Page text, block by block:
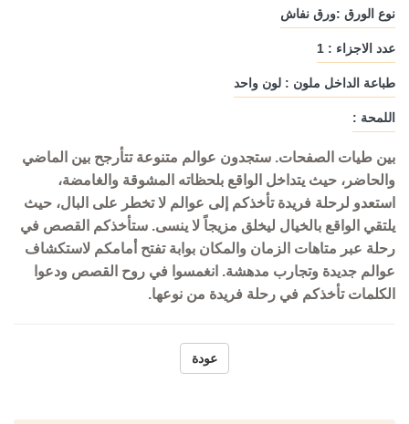
نوع الورق :ورق نفاش
عدد الاجزاء : 1
طباعة الداخل ملون : لون واحد
اللمحة :
بين طيات الصفحات. ستجدون عوالم متنوعة تتأرجح بين الماضي
والحاضر، حيث يتداخل الواقع بلحظاته المشوقة والغامضة،
استعدو لرحلة فريدة تأخذكم إلى عوالم لا تخطر على البال، حيث
يلتقي الواقع بالخيال ليخلق مزيجاً لا ينسى. ستأخذكم القصص في
رحلة عبر متاهات الزمان والمكان بوابة تفتح أمامكم لاستكشاف
عوالم جديدة وتجارب مدهشة. انغمسوا في روح القصص ودعوا
الكلمات تأخذكم في رحلة فريدة من نوعها.
عودة